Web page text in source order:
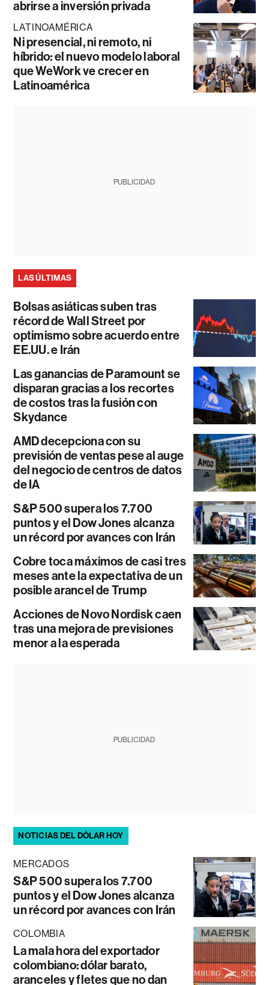
abrirse a inversión privada
LATINOAMÉRICA
Ni presencial, ni remoto, ni
híbrido: el nuevo modelo laboral
que WeWork ve crecer en
Latinoamérica
PUBLICIDAD
LAS ÚLTIMAS
Bolsas asiáticas suben tras
récord de Wall Street por
optimismo sobre acuerdo entre
EE.UU. e Irán
Las ganancias de Paramount se
disparan gracias a los recortes
de costos tras la fusión con
Skydance
AMD decepciona con su
previsión de ventas pese al auge
del negocio de centros de datos
de IA
S&P 500 supera los 7.700
puntos y el Dow Jones alcanza
un récord por avances con Irán
Cobre toca máximos de casi tres
meses ante la expectativa de un
posible arancel de Trump
Acciones de Novo Nordisk caen
tras una mejora de previsiones
menor a la esperada
PUBLICIDAD
NOTICIAS DEL DÓLAR HOY
MERCADOS
S&P 500 supera los 7.700
puntos y el Dow Jones alcanza
un récord por avances con Irán
COLOMBIA
La mala hora del exportador
colombiano: dólar barato,
aranceles y fletes que no dan